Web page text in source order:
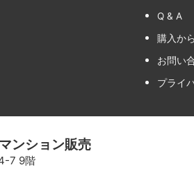
Q & A
購入か
お問い
プライ
ンション販売
7 9階